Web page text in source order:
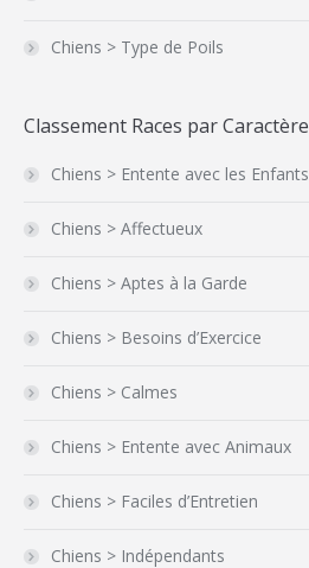
Chiens > Type de Poils
Classement Races par Caractère
Chiens > Entente avec les Enfants
Chiens > Affectueux
Chiens > Aptes à la Garde
Chiens > Besoins d’Exercice
Chiens > Calmes
Chiens > Entente avec Animaux
Chiens > Faciles d’Entretien
Chiens > Indépendants